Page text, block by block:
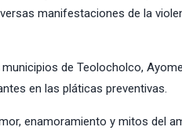
manifestaciones de la
de Teolocholco,
en las pláticas preventivas.
enamoramiento y mitos del